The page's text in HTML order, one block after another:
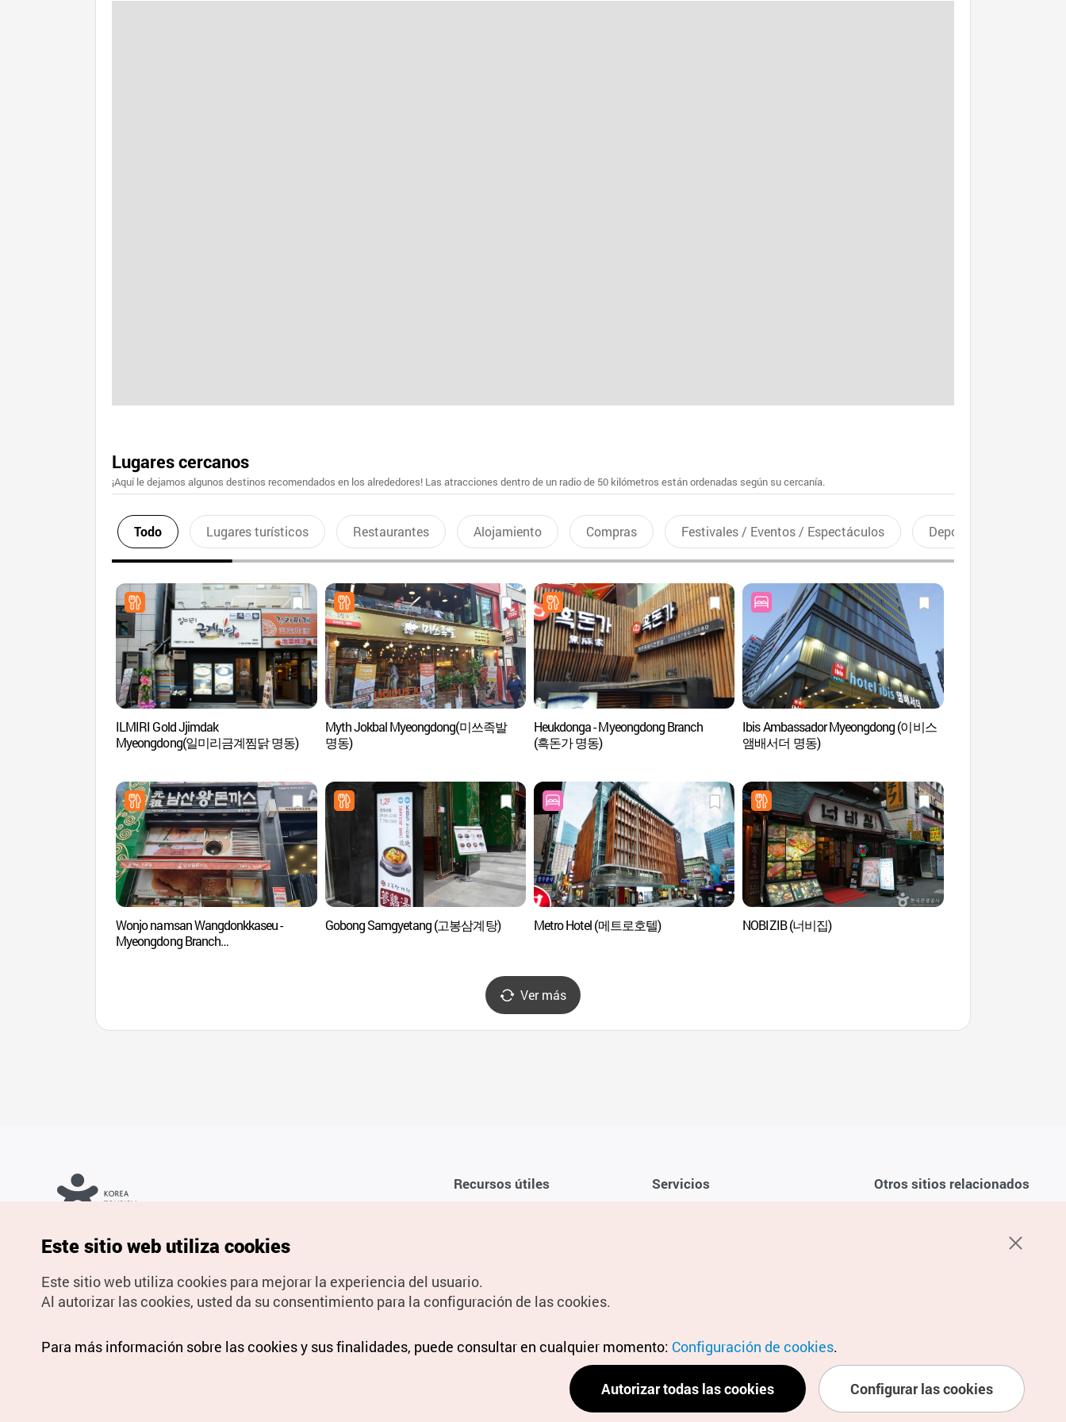
Lugares cercanos
¡Aquí le dejamos algunos destinos recomendados en los alrededores! Las atracciones dentro de un radio de 50 kilómetros están ordenadas según su cercanía.
Todo Lugares turísticos Restaurantes Alojamiento Compras Festivales / Eventos / Espectáculos Deportes recreativos
ILMIRI Gold Jjimdak
Myeongdong(일미리금계찜닭 명동)
Myth Jokbal Myeongdong(미쓰족발
명동)
Heukdonga - Myeongdong Branch
(흑돈가 명동)
Ibis Ambassador Myeongdong (이비스
앰배서더 명동)
Wonjo namsan Wangdonkkaseu -
Myeongdong Branch
Gobong Samgyetang (고봉삼계탕) Metro Hotel (메트로호텔) NOBIZIB (너비집)
Ver más
Recursos útiles
Guías digitales
Servicios
Términos y condiciones de ubicación
personal
Política de ubicación personal
Otros sitios relacionados
derechos reservados.
Para informes de errores y cuestiones relacionadas con el sitio
spanish@knto.or.kr
Este sitio web utiliza cookies
Este sitio web utiliza cookies para mejorar la experiencia del usuario.
Al autorizar las cookies, usted da su consentimiento para la configuración de las cookies.
Para más información sobre las cookies y sus finalidades, puede consultar en cualquier momento: Configuración de cookies.
Autorizar todas las cookies Configurar las cookies